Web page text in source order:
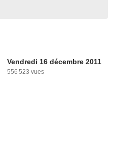
Vendredi 16 décembre 2011
556 523 vues